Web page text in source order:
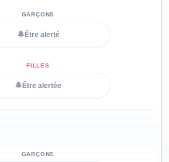
🔔 Être alerté
🔔 Être alertée